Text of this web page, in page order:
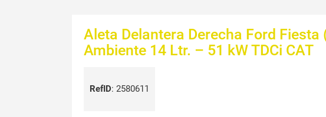
Aleta Delantera Derecha Ford Fiesta
Ambiente 14 Ltr. – 51 kW TDCi CAT
RefID: 2580611